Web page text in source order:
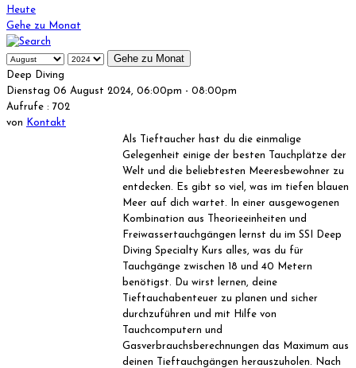
Heute
Gehe zu Monat
Gehe zu Monat
Deep Diving
Dienstag 06 August 2024, 06:00pm - 08:00pm
Aufrufe : 702
von
Kontakt
Als Tieftaucher hast du die einmalige
Gelegenheit einige der besten Tauchplätze der
Welt und die beliebtesten Meeresbewohner zu
entdecken. Es gibt so viel, was im tiefen blauen
Meer auf dich wartet. In einer ausgewogenen
Kombination aus Theorieeinheiten und
Freiwassertauchgängen lernst du im SSI Deep
Diving Specialty Kurs alles, was du für
Tauchgänge zwischen 18 und 40 Metern
benötigst. Du wirst lernen, deine
Tieftauchabenteuer zu planen und sicher
durchzuführen und mit Hilfe von
Tauchcomputern und
Gasverbrauchsberechnungen das Maximum aus
deinen Tieftauchgängen herauszuholen. Nach